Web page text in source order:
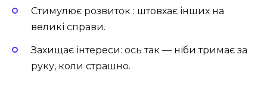
Стимулює розвиток : штовхає інших на
великі справи.
Захищає інтереси: ось так — ніби тримає за
руку, коли страшно.